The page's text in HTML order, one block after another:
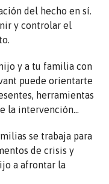
del hecho en sí.
y controlar el
y a tu familia con
puede orientarte
herramientas
la intervención…
se trabaja para
de crisis y
a afrontar la